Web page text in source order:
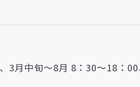
3月中旬～8月 8：30～18：